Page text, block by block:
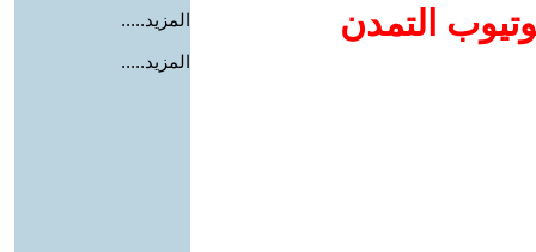
التمدن
المزيد.....
المزيد.....